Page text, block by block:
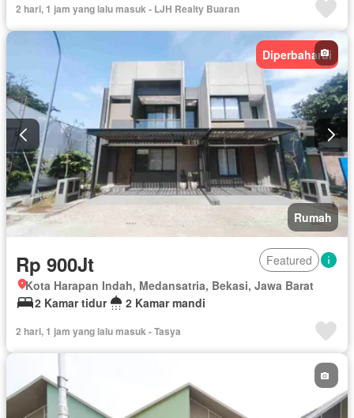
2 hari, 1 jam yang lalu masuk - LJH Realty Buaran
Diperbaharui
Rumah
Rp 900Jt
Featured
Kota Harapan Indah, Medansatria, Bekasi, Jawa Barat
2 Kamar tidur
2 Kamar mandi
2 hari, 1 jam yang lalu masuk - Tasya